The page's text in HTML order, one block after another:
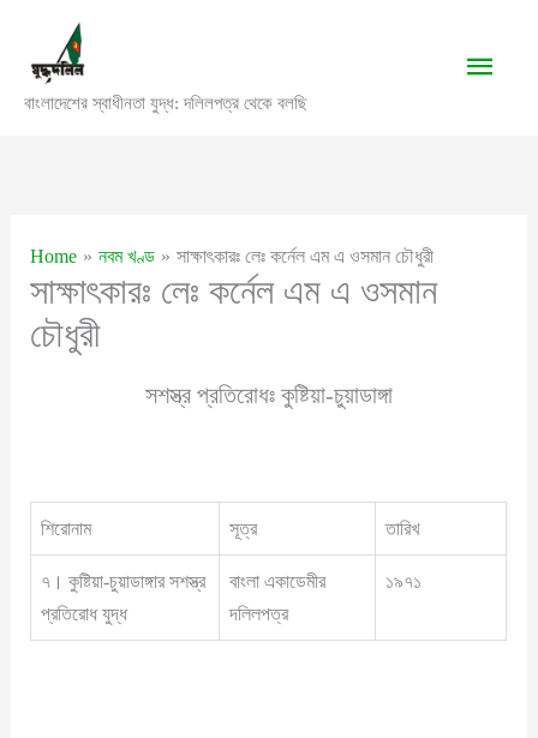
content
বাংলাদেশের স্বাধীনতা যুদ্ধ: দলিলপত্র থেকে বলছি
Main
Home নবম খণ্ড সাক্ষাৎকারঃ লেঃ কর্নেল এম এ ওসমান চৌধুরী
সাক্ষাৎকারঃ লেঃ কর্নেল এম এ ওসমান
চৌধুরী
সশস্ত্র প্রতিরোধঃ কুষ্টিয়া-চুয়াডাঙ্গা
শিরোনাম সূত্র তারিখ
৭। কুষ্টিয়া-চুয়াডাঙ্গার সশস্ত্র
প্রতিরোধ যুদ্ধ
বাংলা একাডেমীর
দলিলপত্র
১৯৭১